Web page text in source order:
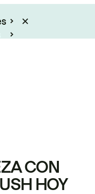
CON
HOY